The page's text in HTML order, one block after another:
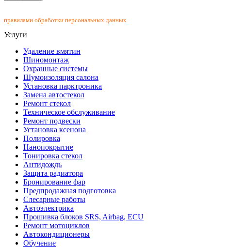
правилами обработки персональных данных
Услуги
Удаление вмятин
Шиномонтаж
Охранные системы
Шумоизоляция салона
Установка парктроника
Замена автостекол
Ремонт стекол
Техническое обслуживание
Ремонт подвески
Установка ксенона
Полировка
Нанопокрытие
Тонировка стекол
Антидождь
Защита радиатора
Бронирование фар
Предпродажная подготовка
Слесарные работы
Автоэлектрика
Прошивка блоков SRS, Airbag, ECU
Ремонт мотоциклов
Автокондиционеры
Обучение